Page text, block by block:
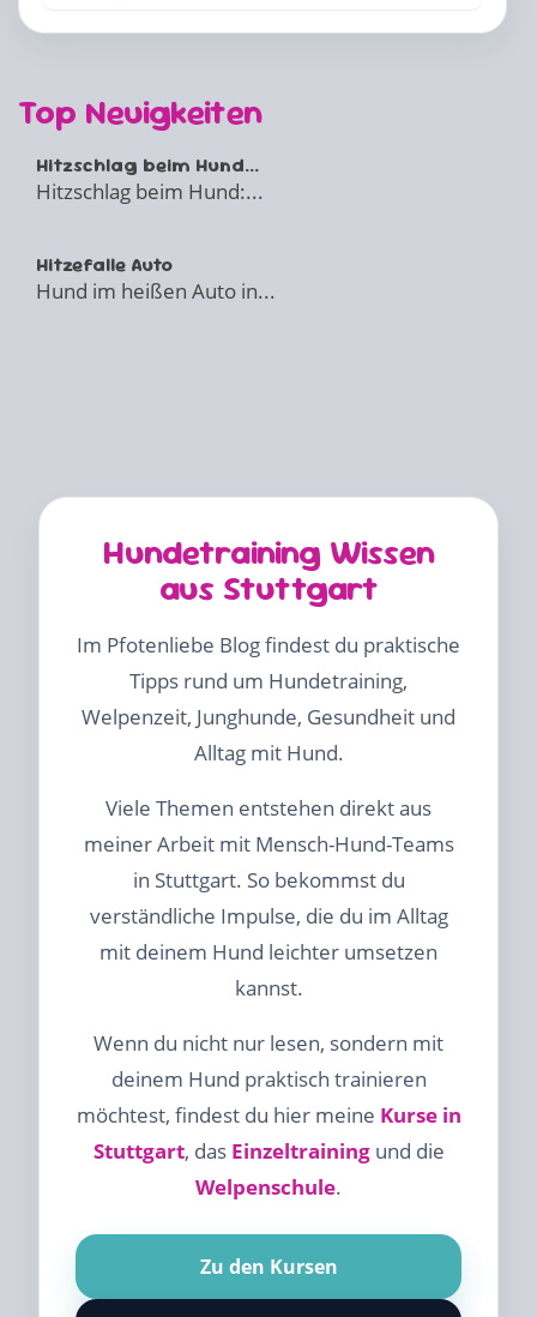
Top Neuigkeiten
Hitzschlag beim Hund...
Hitzschlag beim Hund:...
Hitzefalle Auto
Hund im heißen Auto in...
Hundetraining Wissen
aus Stuttgart
Im Pfotenliebe Blog findest du praktische
Tipps rund um Hundetraining,
Welpenzeit, Junghunde, Gesundheit und
Alltag mit Hund.
Viele Themen entstehen direkt aus
meiner Arbeit mit Mensch-Hund-Teams
in Stuttgart. So bekommst du
verständliche Impulse, die du im Alltag
mit deinem Hund leichter umsetzen
kannst.
Wenn du nicht nur lesen, sondern mit
deinem Hund praktisch trainieren
möchtest, findest du hier meine Kurse in
Stuttgart, das Einzeltrainingund die
Welpenschule.
Zu den Kursen